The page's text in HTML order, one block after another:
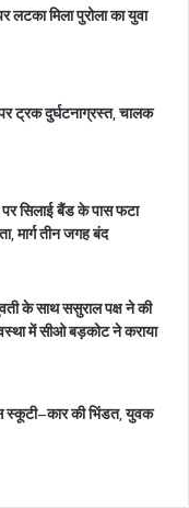
मिला पुरोला का युवा
ट्रक दुर्घटनाग्रस्त, चालक
सिलाई बैंड के पास फटा
मार्ग तीन जगह बंद
के साथ ससुराल पक्ष ने की
में सीओ बड़कोट ने कराया
स्कूटी–कार की भिंडत, युवक